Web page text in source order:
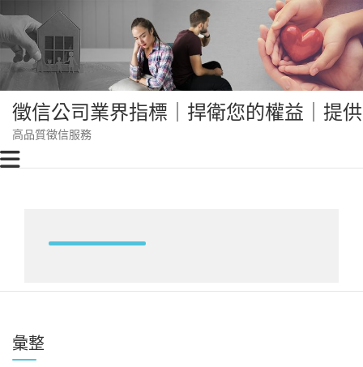
to
content
徵信公司業界指標｜捍衛您的權益｜提
高品質徵信服務
彙整